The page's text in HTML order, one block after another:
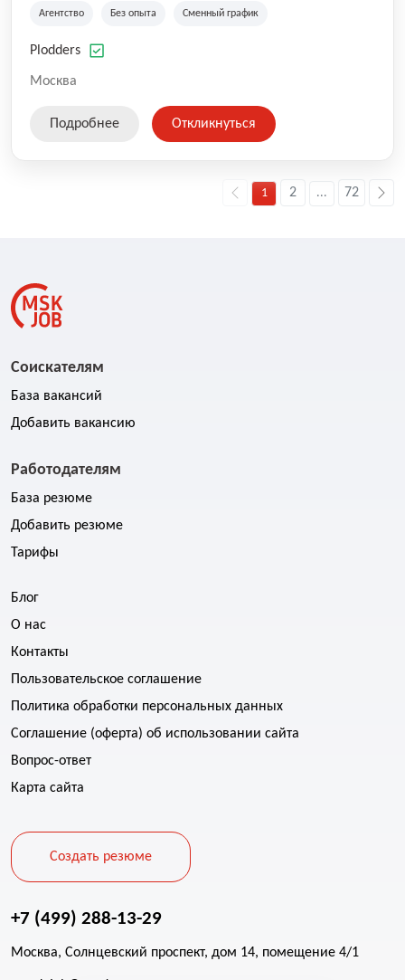
на рынке аутсорсинга, а накопленный опыт позволяют
оказываемых услуг.
Агентство Без опыта Сменный график
Plodders
Москва
Подробнее Откликнуться
1 2 ... 72
Соискателям
База вакансий
Добавить вакансию
Работодателям
База резюме
Добавить резюме
Тарифы
Блог
О нас
Контакты
Пользовательское соглашение
Политика обработки персональных данных
Соглашение (оферта) об использовании сайта
Вопрос-ответ
Карта сайта
Создать резюме
+7 (499) 288-13-29
Москва, Солнцевский проспект, дом 14, помещение 4/1